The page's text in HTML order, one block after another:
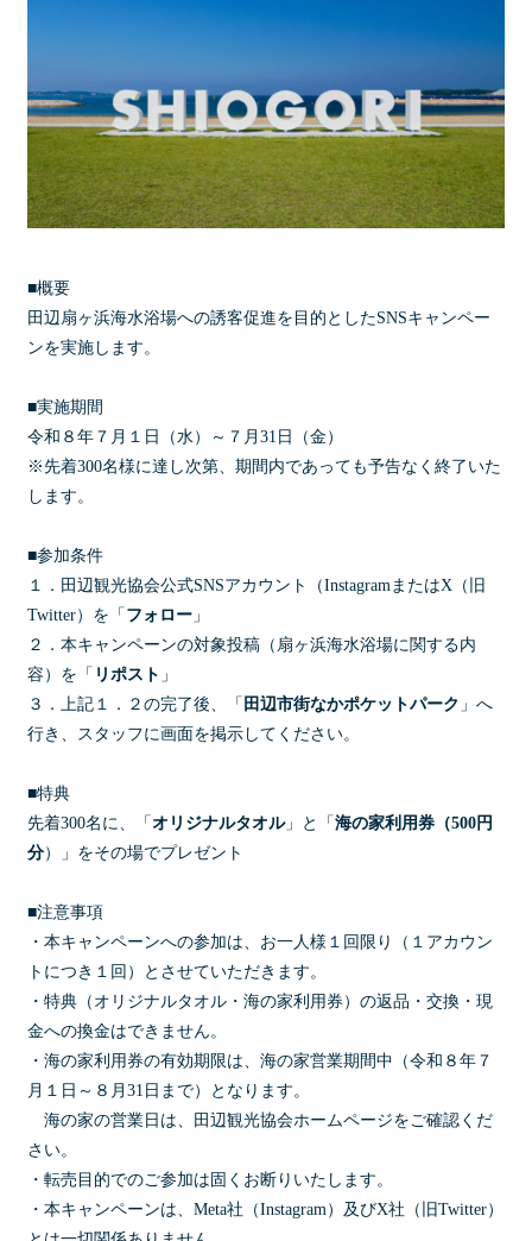
■概要
田辺扇ヶ浜海水浴場への誘客促進を目的としたSNSキャンペー
ンを実施します。
■実施期間
令和８年７月１日（水）～７月31日（金）
※先着300名様に達し次第、期間内であっても予告なく終了いた
します。
■参加条件
１．田辺観光協会公式SNSアカウント（InstagramまたはX（旧
Twitter）を「フォロー」
２．本キャンペーンの対象投稿（扇ヶ浜海水浴場に関する内
容）を「 リポスト 」
３．上記１．２の完了後、「 田辺市街なかポケットパーク 」へ
行き、スタッフに画面を掲示してください。
■特典
先着300名に、「オリジナルタオル」と「海の家利用券（500円
分）」をその場でプレゼント
■注意事項
・本キャンペーンへの参加は、お一人様１回限り（１アカウン
トにつき１回）とさせていただきます。
・特典（オリジナルタオル・海の家利用券）の返品・交換・現
金への換金はできません。
・海の家利用券の有効期限は、海の家営業期間中（令和８年７
月１日～８月31日まで）となります。
海の家の営業日は、田辺観光協会ホームページをご確認くだ
さい。
・転売目的でのご参加は固くお断りいたします。
・本キャンペーンは、Meta社（Instagram）及びX社（旧Twitter）